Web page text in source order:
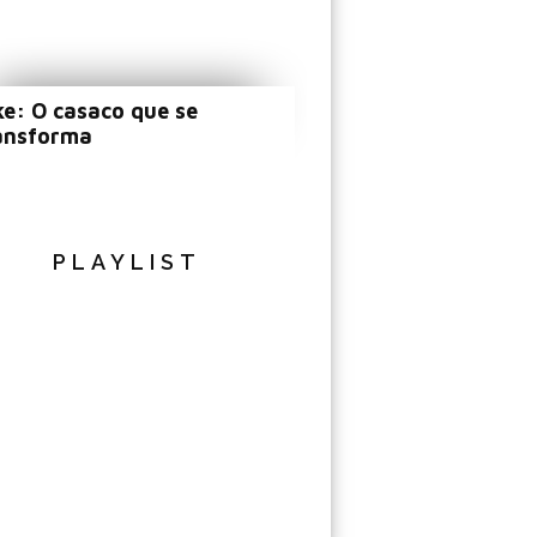
O casaco que se
PLAYLIST